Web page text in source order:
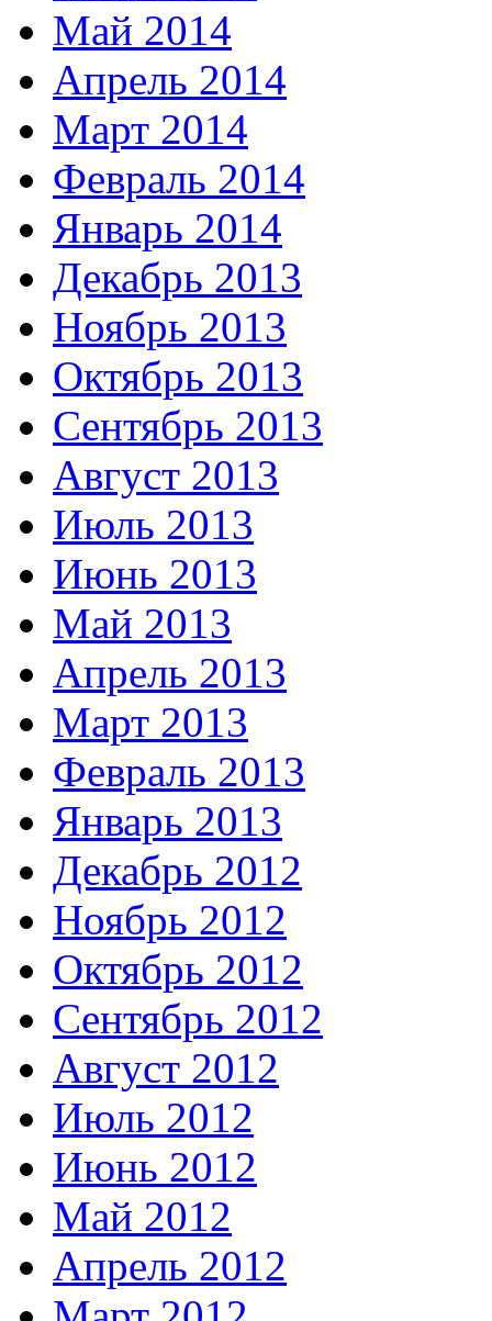
Май 2014
Апрель 2014
Март 2014
Февраль 2014
Январь 2014
Декабрь 2013
Ноябрь 2013
Октябрь 2013
Сентябрь 2013
Август 2013
Июль 2013
Июнь 2013
Май 2013
Апрель 2013
Март 2013
Февраль 2013
Январь 2013
Декабрь 2012
Ноябрь 2012
Октябрь 2012
Сентябрь 2012
Август 2012
Июль 2012
Июнь 2012
Май 2012
Апрель 2012